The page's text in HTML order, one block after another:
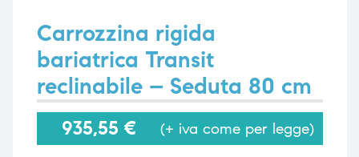
Carrozzina rigida
bariatrica Transit
reclinabile – Seduta 80 cm
935,55 € (+ iva come per legge)